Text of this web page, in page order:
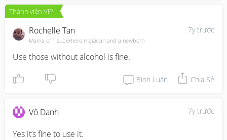
Thành viên VIP
7y trước
Rochelle Tan
Mama of 1 superhero magician and a newborn
Use those without alcohol is fine.
Bình Luận Chia Sẻ
7y trước
Vô Danh
Yes it’s fine to use it.